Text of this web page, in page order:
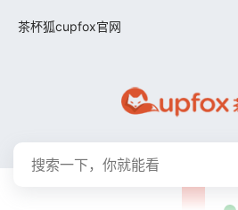
茶杯狐cupfox官网